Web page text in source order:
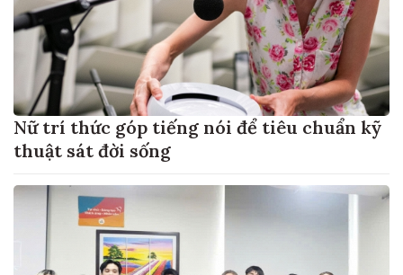
Nữ trí thức góp tiếng nói để tiêu chuẩn kỹ
thuật sát đời sống